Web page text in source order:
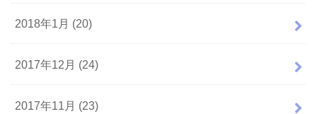
2018年1月 (20)
2017年12月 (24)
2017年11月 (23)